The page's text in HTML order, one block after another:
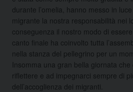
durante l’omelia, hanno messo in
migrante la nostra responsabilità nei
conseguenza il nostro modo di
canto finale ha coinvolto tutta
nella stanza del pellegrino per un
Insomma una gran bella giornata
riflettere e ad impegnarci sempre di
dell’accoglienza dei migranti.